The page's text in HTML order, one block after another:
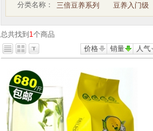
分类名称： 三倍豆养系列 豆养入门级
总共找到 1个商品
价格
销量 人气